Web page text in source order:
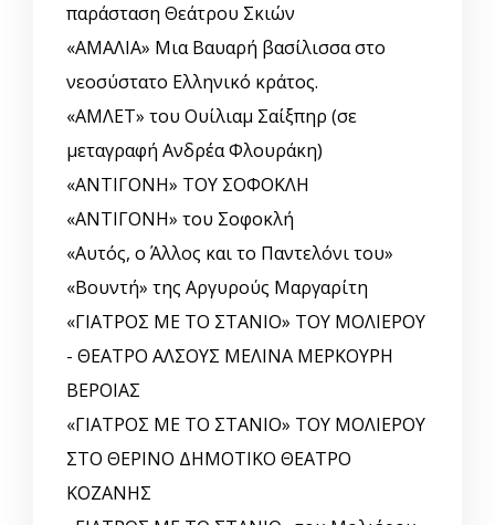
παράσταση Θεάτρου Σκιών
«ΑΜΑΛΙΑ» Μια Βαυαρή βασίλισσα στο
νεοσύστατο Ελληνικό κράτος.
«ΑΜΛΕΤ» του Ουίλιαμ Σαίξπηρ (σε
μεταγραφή Ανδρέα Φλουράκη)
«ΑΝΤΙΓΟΝΗ» ΤΟΥ ΣΟΦΟΚΛΗ
«ΑΝΤΙΓΟΝΗ» του Σοφοκλή
«Αυτός, o Άλλος και το Παντελόνι του»
«Βουντή» της Αργυρούς Μαργαρίτη
«ΓΙΑΤΡΟΣ ΜΕ ΤΟ ΣΤΑΝΙΟ» ΤΟΥ ΜΟΛΙΕΡΟΥ
- ΘΕΑΤΡΟ ΑΛΣΟΥΣ ΜΕΛΙΝΑ ΜΕΡΚΟΥΡΗ
ΒΕΡΟΙΑΣ
«ΓΙΑΤΡΟΣ ΜΕ ΤΟ ΣΤΑΝΙΟ» ΤΟΥ ΜΟΛΙΕΡΟΥ
ΣΤΟ ΘΕΡΙΝΟ ΔΗΜΟΤΙΚΟ ΘΕΑΤΡΟ
ΚΟΖΑΝΗΣ